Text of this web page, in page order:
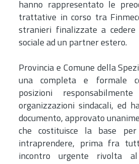
hanno rappresentato le
trattative in corso tra
stranieri finalizzate a cedere
sociale ad un partner estero.
Provincia e Comune della
una completa e formale
posizioni
organizzazioni sindacali, ed
documento, approvato
che costituisce la base
intraprendere, prima fra
incontro urgente rivolta